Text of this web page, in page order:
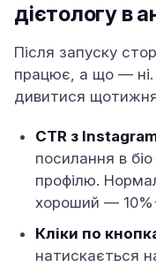
дієтологу в
Після запуску
працює, а що — ні.
дивитися
CTR з
посилання в біо
профілю.
хороший —
Кліки по
натискається